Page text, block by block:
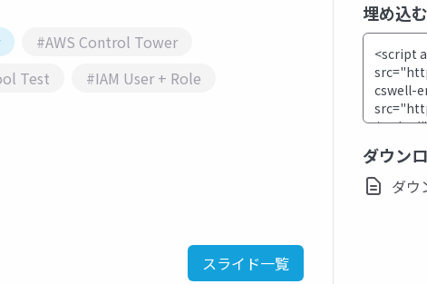
#AWS Control Tower
Test
#IAM User + Role
スライド一覧
埋め込む
ダウン
ダウ